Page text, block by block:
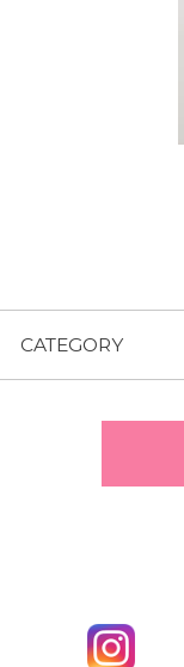
CATEGORY